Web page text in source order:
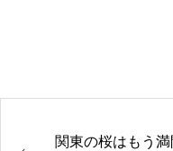
関東の桜はもう